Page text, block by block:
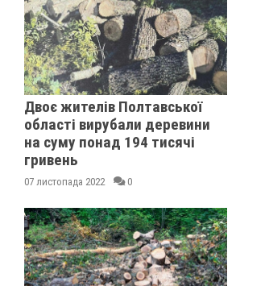
Двоє жителів Полтавської
області вирубали деревини
на суму понад 194 тисячі
гривень
07 листопада 2022 0